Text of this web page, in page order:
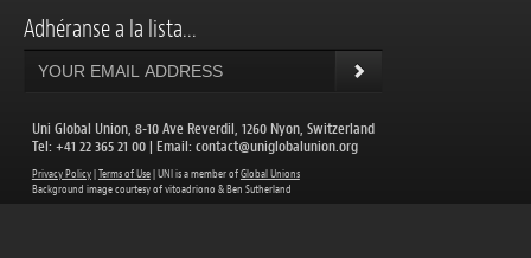
Adhéranse a la lista...
Uni Global Union, 8-10 Ave Reverdil, 1260 Nyon, Switzerland
​Tel: +41 22 365 21 00 | Email: contact@uniglobalunion.org
Privacy Policy| Terms of Use| UNI is a member of Global Unions
​Background image courtesy of vitoadriono & Ben Sutherland